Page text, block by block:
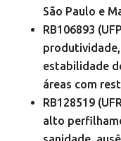
São Paulo e
RB106893
estabilidade
áreas com
RB128519
alto